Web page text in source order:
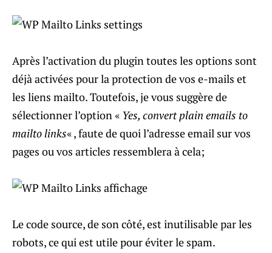
Après l’activation du plugin toutes les options sont
déjà activées pour la protection de vos e-mails et
les liens mailto. Toutefois, je vous suggère de
sélectionner l’option « Yes, convert plain emails to
mailto links« , faute de quoi l’adresse email sur vos
pages ou vos articles ressemblera à cela;
Le code source, de son côté, est inutilisable par les
robots, ce qui est utile pour éviter le spam.